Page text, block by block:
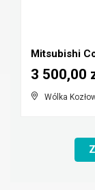
Mitsubishi
Wólka
3 500,00